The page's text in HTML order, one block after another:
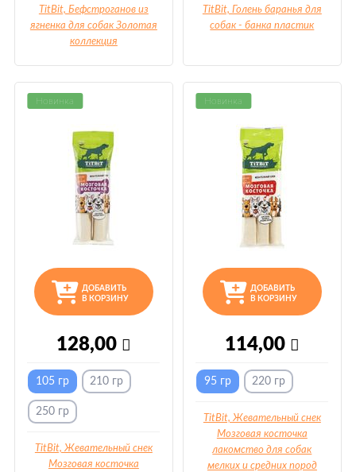
TitBit, Бефстроганов из
ягненка для собак Золотая
коллекция
TitBit, Голень баранья для
собак - банка пластик
Новинка
ДОБАВИТЬ
В КОРЗИНУ
128,00
105 гр 210 гр
250 гр
TitBit, Жевательный снек
Мозговая косточка
Новинка
ДОБАВИТЬ
В КОРЗИНУ
114,00
95 гр 220 гр
TitBit, Жевательный снек
Мозговая косточка
лакомство для собак
мелких исредних пород